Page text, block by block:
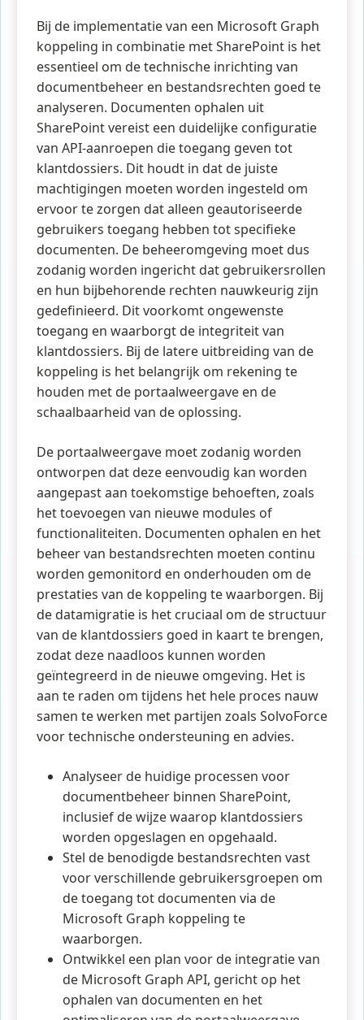
Bij de implementatie van een Microsoft Graph
koppeling in combinatie met SharePoint is het
essentieel om de technische inrichting van
documentbeheer en bestandsrechten goed te
analyseren. Documenten ophalen uit
SharePoint vereist een duidelijke configuratie
van API-aanroepen die toegang geven tot
klantdossiers. Dit houdt in dat de juiste
machtigingen moeten worden ingesteld om
ervoor te zorgen dat alleen geautoriseerde
gebruikers toegang hebben tot specifieke
documenten. De beheeromgeving moet dus
zodanig worden ingericht dat gebruikersrollen
en hun bijbehorende rechten nauwkeurig zijn
gedefinieerd. Dit voorkomt ongewenste
toegang en waarborgt de integriteit van
klantdossiers. Bij de latere uitbreiding van de
koppeling is het belangrijk om rekening te
houden met de portaalweergave en de
schaalbaarheid van de oplossing.
De portaalweergave moet zodanig worden
ontworpen dat deze eenvoudig kan worden
aangepast aan toekomstige behoeften, zoals
het toevoegen van nieuwe modules of
functionaliteiten. Documenten ophalen en het
beheer van bestandsrechten moeten continu
worden gemonitord en onderhouden om de
prestaties van de koppeling te waarborgen. Bij
de datamigratie is het cruciaal om de structuur
van de klantdossiers goed in kaart te brengen,
zodat deze naadloos kunnen worden
geïntegreerd in de nieuwe omgeving. Het is
aan te raden om tijdens het hele proces nauw
samen te werken met partijen zoals SolvoForce
voor technische ondersteuning en advies.
Analyseer de huidige processen voor
documentbeheer binnen SharePoint,
inclusief de wijze waarop klantdossiers
worden opgeslagen en opgehaald.
Stel de benodigde bestandsrechten vast
voor verschillende gebruikersgroepen om
de toegang tot documenten via de
Microsoft Graph koppeling te
waarborgen.
Ontwikkel een plan voor de integratie van
de Microsoft Graph API, gericht op het
ophalen van documenten en het